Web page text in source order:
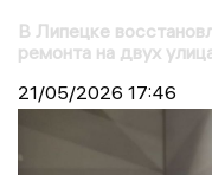
В Липецке
ремонта на двух
21/05/2026 17:46